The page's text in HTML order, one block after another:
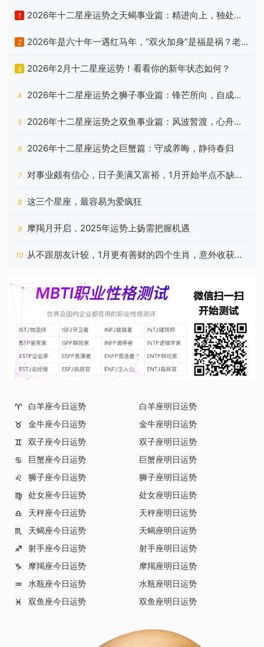
1
2026年十二星座运势之天蝎事业篇：精进向上，独处自
2
2026年是六十年一遇红马年，“双火加身”是福是祸？老
祖宗忠告有答案
3 2026年2月十二星座运势！看看你的新年状态如何？
4
2026年十二星座运势之狮子事业篇：锋芒所向，自成山
5
2026年十二星座运势之双鱼事业篇：风波暂渡，心舟自
6 2026年十二星座运势之巨蟹篇：守成养晦，静待春归
7
对事业颇有信心，日子美满又富裕，1月开始半点不缺钱
的星座
8 这三个星座，最容易为爱疯狂
9 摩羯月开启，2025年运势上扬需把握机遇
10 从不跟朋友计较，1月更有善财的四个生肖，意外收获相
♈ 白羊座今日运势
白羊座明日运势
♉
金牛座今日运势
金牛座明日运势
♊
双子座今日运势
双子座明日运势
♋
巨蟹座今日运势
巨蟹座明日运势
♌
狮子座今日运势
狮子座明日运势
♍
处女座今日运势
处女座明日运势
♎
天秤座今日运势
天秤座明日运势
♏
天蝎座今日运势
天蝎座明日运势
♐
射手座今日运势
射手座明日运势
♑
摩羯座今日运势
摩羯座明日运势
♒
水瓶座今日运势
水瓶座明日运势
♓
双鱼座今日运势 双鱼座明日运势